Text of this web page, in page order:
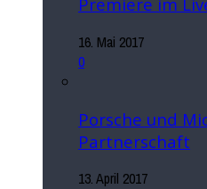
16. Mai 2017
0
Porsche und
Partnerschaft
13. April 2017